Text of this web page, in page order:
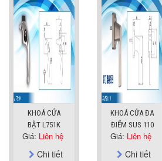
KHOÁ CỬA
BẬT L751K
Giá: Liên hệ
Chi tiết
KHOÁ CỬA ĐA
ĐIỂM SUS 110
Giá: Liên hệ
Chi tiết